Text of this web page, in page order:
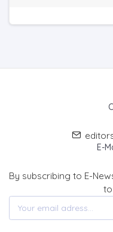
E-
By subscribing to E-